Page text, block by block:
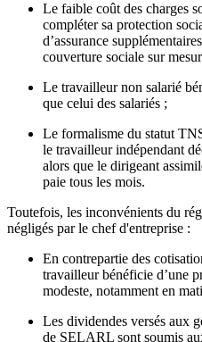
Le faible coût des charges
compléter sa protection
d’assurance
couverture sociale sur
Le travailleur non salarié
que celui des salariés ;
Le formalisme du statut
le travailleur indépendant
alors que le dirigeant
paie tous les mois.
Toutefois, les inconvénients du
négligés par le chef d'entreprise :
En contrepartie des
travailleur bénéficie d’une
modeste, notamment en
Les dividendes versés aux
de SELARL sont soumis